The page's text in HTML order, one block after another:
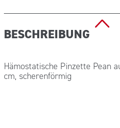
BESCHREIBUNG
Hämostatische Pinzette Pean
cm, scherenförmig